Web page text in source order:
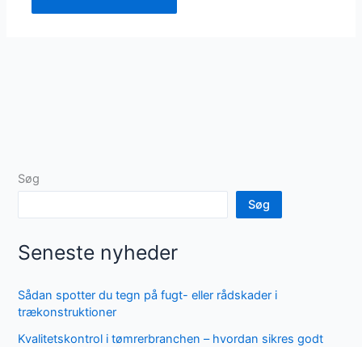
Søg
Søg
Seneste nyheder
Sådan spotter du tegn på fugt- eller rådskader i
trækonstruktioner
Kvalitetskontrol i tømrerbranchen – hvordan sikres godt